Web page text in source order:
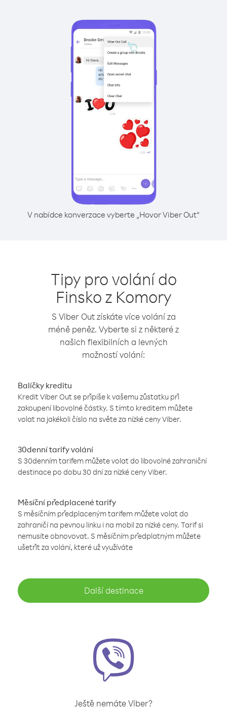
V nabídce konverzace vyberte „Hovor Viber Out“
Tipy pro volání do
Finsko z Komory
S Viber Out získáte více volání za
méně peněz. Vyberte si z některé z
našich flexibilních a levných
možností volání:
Balíčky kreditu
Kredit Viber Out se připíše k vašemu zůstatku při
zakoupení libovolné částky. S tímto kreditem můžete
volat na jakékoli číslo na světe za nízké ceny Viber.
30denní tarify volání
S 30denním tarifem můžete volat do libovolné zahraniční
destinace po dobu 30 dní za nízké ceny Viber.
Měsíční předplacené tarify
S měsíčním předplaceným tarifem můžete volat do
zahraničí na pevnou linku i na mobil za nízké ceny. Tarif si
nemusíte obnovovat. S měsíčním předplatným můžete
ušetřit za volání, které už využíváte
Další destinace
Ještě nemáte Viber?